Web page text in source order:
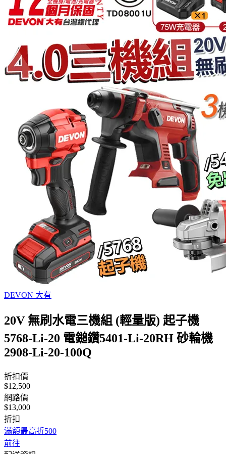
DEVON 大有
20V 無刷水電三機組 (輕量版) 起子機
5768-Li-20 電鎚鑽5401-Li-20RH 砂輪機
2908-Li-20-100Q
折扣價
$12,500
網路價
$13,000
折扣
滿額最高折500
前往